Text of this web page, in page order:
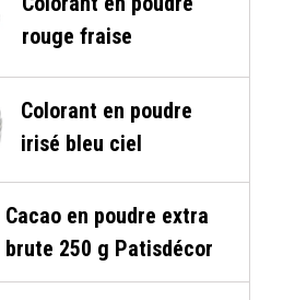
rouge fraise
Colorant en poudre
irisé bleu ciel
Cacao en poudre extra
brute 250 g Patisdécor